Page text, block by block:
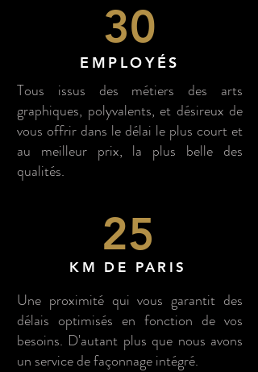
30
EMPLOYÉS
Tous issus des métiers des arts
graphiques, polyvalents, et désireux de
vous offrir dans le délai le plus court et
au meilleur prix, la plus belle des
qualités.
KM DE PARIS
25
Une proximité qui vous garantit des
délais optimisés en fonction de vos
besoins. D'autant plus que nous avons
un servicede façonnage intégré.